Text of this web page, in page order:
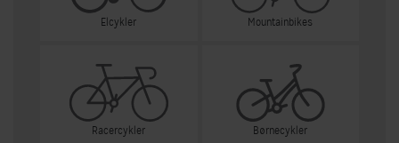
Elcykler Mountainbikes
Racercykler Børnecykler